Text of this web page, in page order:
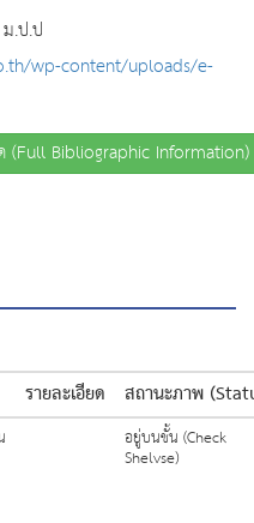
ม.ป.ป
wp-content/uploads/e-
(Full Bibliographic Information)
รายละเอียด สถานะภาพ
อยู่บนชั้น (Check
Shelvse)